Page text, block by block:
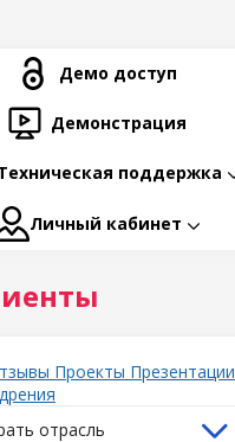
Демо доступ
Демонстрация
поддержка
Личный кабинет
Проекты Презентации
отрасль